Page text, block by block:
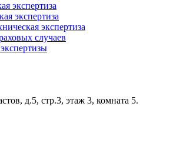
экспертиза
экспертиза
экспертиза
случаев
д.5, стр.3, этаж 3, комната 5.